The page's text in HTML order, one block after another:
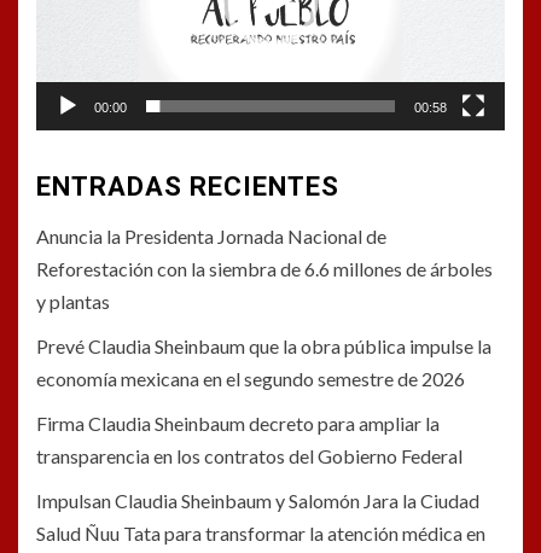
00:00 00:58
ENTRADAS RECIENTES
Anuncia la Presidenta Jornada Nacional de
Reforestación con la siembra de 6.6 millones de árboles
y plantas
Prevé Claudia Sheinbaum que la obra pública impulse la
economía mexicana en el segundo semestre de 2026
Firma Claudia Sheinbaum decreto para ampliar la
transparencia en los contratos del Gobierno Federal
Impulsan Claudia Sheinbaum y Salomón Jara la Ciudad
Salud Ñuu Tata para transformar la atención médica en